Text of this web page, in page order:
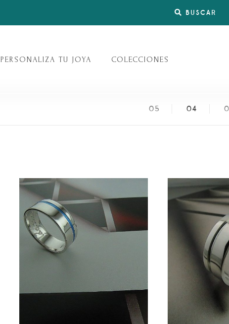
BUSCAR
PERSONALIZA TU JOYA COLECCIONES
05 04